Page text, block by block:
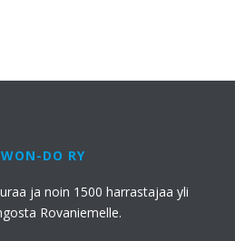
DO RY
ja noin 1500 harrastajaa yli
Rovaniemelle.